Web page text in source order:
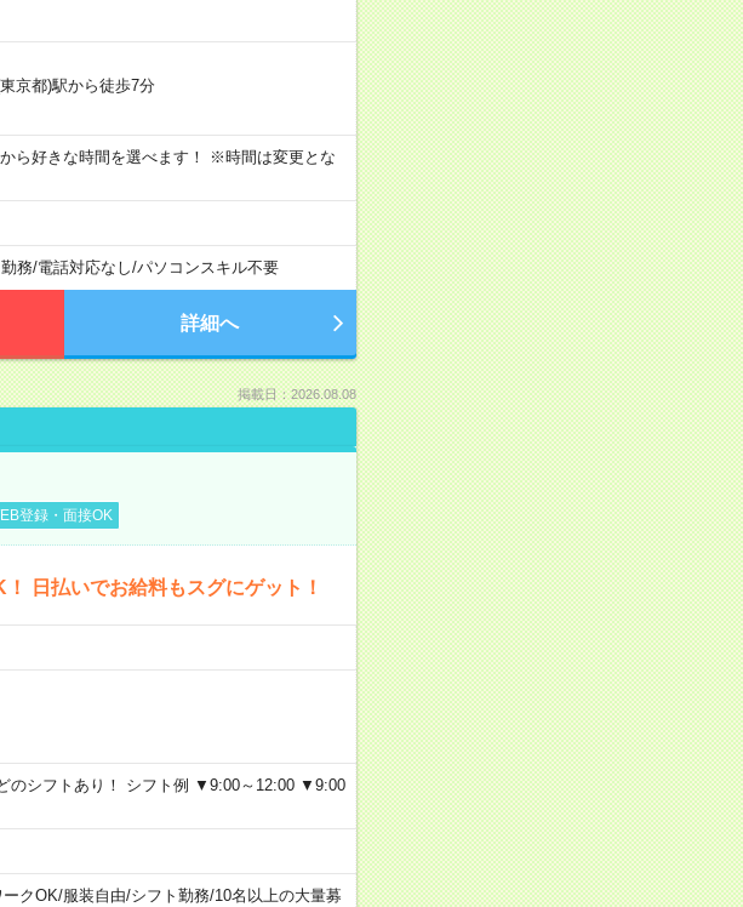
京都)駅から徒歩7分
ら好きな時間を選べます！ ※時間は変更とな
務/電話対応なし/パソコンスキル不要
詳細へ
掲載日：2026.08.08
登録・面接OK
日払いでお給料もスグにゲット！
のシフトあり！ シフト例 ▼9:00～12:00 ▼9:00
クOK/服装自由/シフト勤務/10名以上の大量募